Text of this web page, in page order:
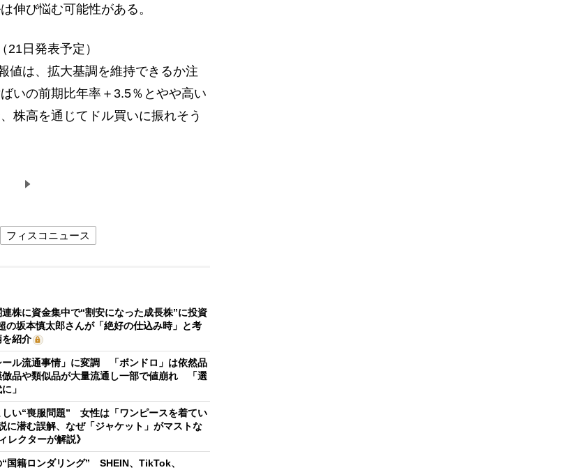
伸び悩む可能性がある。
21日発表予定）
値は、拡大基調を維持できるか注
いの前期比年率＋3.5％とやや高い
株高を通じてドル買いに振れそう
フィスコニュース
株に資金集中で“割安になった成長株”に投資
坂本慎太郎さんが「絶好の仕込み時」と考
を紹介
ール流通事情」に変調 「ボンドロ」は依然品
倣品や類似品が大量流通し一部で値崩れ 「選
」
しい“喪服問題” 女性は「ワンピースを着てい
に潜む誤解、なぜ「ジャケット」がマストな
レクターが解説》
国籍ロンダリング” SHEIN、TikTok、